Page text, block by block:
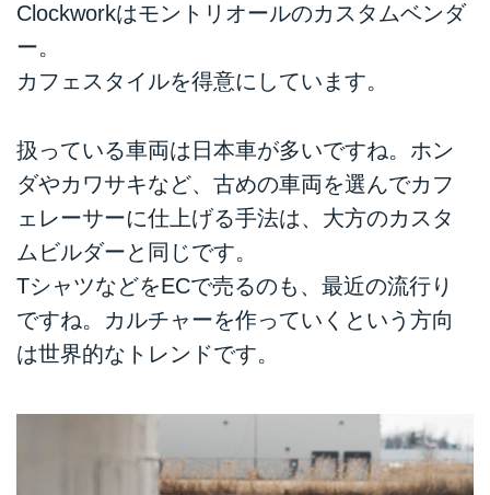
Clockworkはモントリオールのカスタムベンダ
ー。
カフェスタイルを得意にしています。
扱っている車両は日本車が多いですね。ホン
ダやカワサキなど、古めの車両を選んでカフ
ェレーサーに仕上げる手法は、大方のカスタ
ムビルダーと同じです。
TシャツなどをECで売るのも、最近の流行り
ですね。カルチャーを作っていくという方向
は世界的なトレンドです。